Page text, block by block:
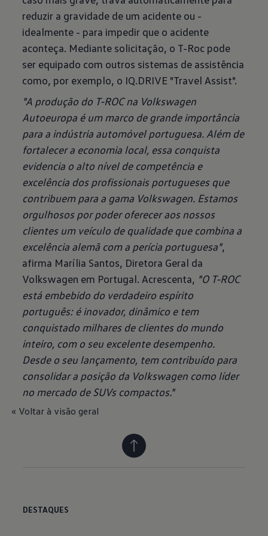
reduzir a gravidade de um acidente ou -
idealmente - para impedir que o acidente
aconteça. Mediante solicitação, o T-Roc pode
ser equipado com outros sistemas de assistência
como, por exemplo, o IQ.DRIVE "Travel Assist".
"A produção do T-ROC na Volkswagen
Autoeuropa é um marco de grande importância
para a indústria automóvel portuguesa. Além de
fortalecer a economia local, essa conquista
evidencia o alto nível de competência e
excelência dos profissionais portugueses que
contribuem para a gama Volkswagen. Estamos
orgulhosos por poder oferecer aos nossos
clientes um veículo de qualidade que combina a
excelência alemã com a perícia portuguesa",
afirma Marília Santos, Diretora Geral da
Volkswagen em Portugal. Acrescenta, "O T-ROC
está embebido do verdadeiro espírito
português: é inovador, dinâmico e tem
conquistado milhares de clientes do mundo
inteiro, com o seu excelente desempenho.
Desde o seu lançamento, tem contribuído para
consolidar a posição da Volkswagen como líder
no mercado de SUVs compactos."
« Voltar à visão geral
DESTAQUES